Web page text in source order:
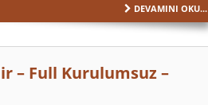
DEVAMINI OKU...
– Full Kurulumsuz –